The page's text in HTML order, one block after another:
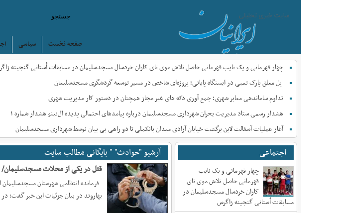
صفحه نخست سیاسی
چهار قهرمانی و یک نایب قهرمانی حاصل تلاش موی تای کاران خردسال مسجدسلیمان در مسابقات اُستانی گنجینه
پل معلق پارک تمبی در ایستگاه پایانی؛ پروژه‌ای شاخص در مسیر توسعه گردشگری مسجدسلیمان
تداوم ساماندهی معابر شهری؛ جمع آوری دکه های غیر مجاز همچنان در دستور کار مدیریت شهری
هشدار رسمی ستاد مدیریت بحران شهرداری مسجدسلیمان درباره پیامدهای احتمالی پدیده ال‌نینو هشدار شماره ۱
آغاز عملیات آسفالت لاین برگشت خیابان آزادی میدان بانکملی تا دو راهی بی بیان نوسط شهرداری مسجدسلیمان
آرشیو "حوادث" " بایگانی مطالب سایت
قتل در یکی از محلات مسجدسلیمان/
فرمانده انتظامی شهرستان
بهاروند در بیان جزئیات این خبر گفت: در ساعت ۰۰:۱۵ روز
اجتماعی
چهار قهرمانی و یک نایب
قهرمانی حاصل تلاش موی تای
کاران خردسال مسجدسلیمان در
مسابقات اُستانی گنجینه زاگرس